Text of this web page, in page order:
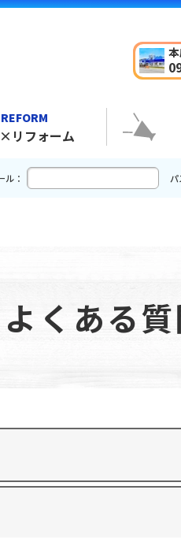
リフォーム
REFORM
ル： パ
よくある質